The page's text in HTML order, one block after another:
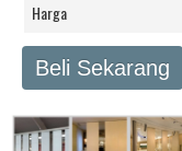
Harga
Beli Sekarang